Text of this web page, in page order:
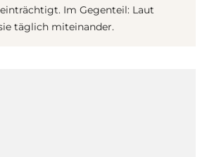
Im Gegenteil: Laut
täglich miteinander.